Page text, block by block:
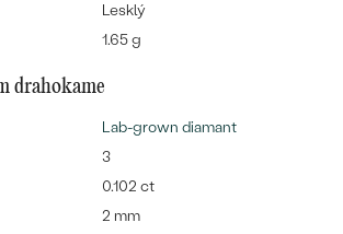
kolekcia
OBJAVIŤ
Lesklý
1.65 g
drahokame
Lab-grown diamant
3
0.102 ct
2 mm